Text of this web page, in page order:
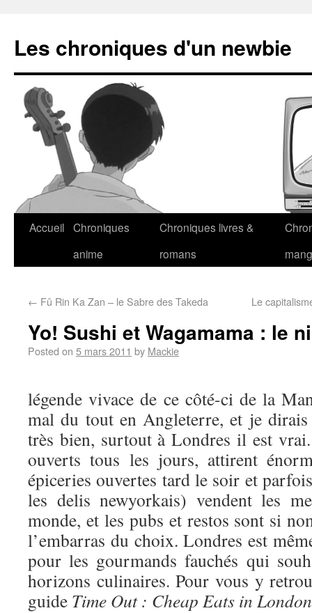
Les chroniques d'un newbie
Accueil Chroniques
anime
Chroniques livres &
romans
← Fû Rin Ka Zan – le Sabre des Takeda Le
Yo! Sushi et Wagamama : le
Posted on 5 mars 2011 by Mackie
légende vivace de ce côté-ci de la
mal du tout en Angleterre, et je dirais
très bien, surtout à Londres il est
ouverts tous les jours, attirent
épiceries ouvertes tard le soir et
les delis newyorkais) vendent les
monde, et les pubs et restos sont si
l’embarras du choix. Londres est
pour les gourmands fauchés qui
horizons culinaires. Pour vous y
guide Time Out : Cheap Eats in London